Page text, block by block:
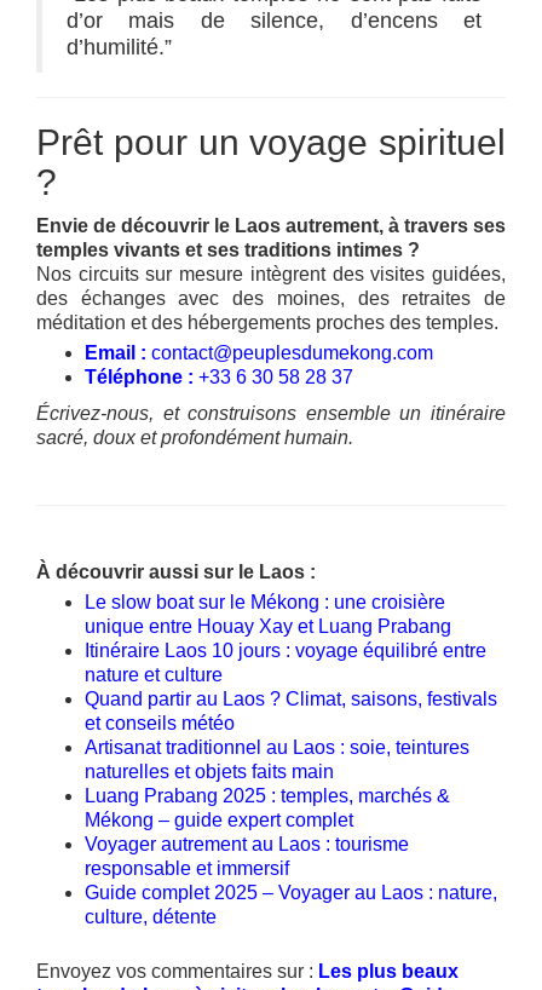
d’or mais de silence, d’encens et
d’humilité.”
Prêt pour un voyage spirituel
?
Envie de découvrir le Laos autrement, à travers ses
temples vivants et ses traditions intimes ?
Nos circuits sur mesure intègrent des visites guidées,
des échanges avec des moines, des retraites de
méditation et des hébergements proches des temples.
Email : contact@peuplesdumekong.com
Téléphone : +33 6 30 58 28 37
Écrivez-nous, et construisons ensemble un itinéraire
sacré, doux et profondément humain.
À découvrir aussi sur le Laos :
Le slow boat sur le Mékong : une croisière
unique entre Houay Xay et Luang Prabang
Itinéraire Laos 10 jours : voyage équilibré entre
nature et culture
Quand partir au Laos ? Climat, saisons, festivals
et conseils météo
Artisanat traditionnel au Laos : soie, teintures
naturelles et objets faits main
Luang Prabang 2025 : temples, marchés &
Mékong – guide expert complet
Voyager autrement au Laos : tourisme
responsable et immersif
Guide complet 2025 – Voyager au Laos : nature,
culture, détente
Envoyez vos commentaires sur : Les plus beaux